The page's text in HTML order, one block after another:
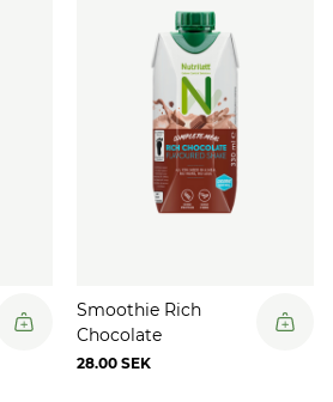
Smoothie Rich
Chocolate
28.00 SEK